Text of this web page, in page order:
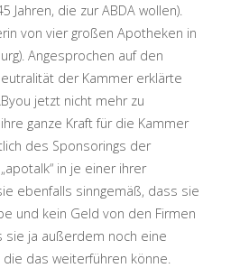
Jahren, die zur ABDA wollen).
von vier großen Apotheken in
Angesprochen auf den
der Kammer erklärte
jetzt nicht mehr zu
ganze Kraft für die Kammer
des Sponsorings der
in je einer ihrer
ebenfalls sinngemäß, dass sie
und kein Geld von den Firmen
sie ja außerdem noch eine
das weiterführen könne.